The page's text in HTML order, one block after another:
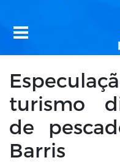
turismo
de
Barris